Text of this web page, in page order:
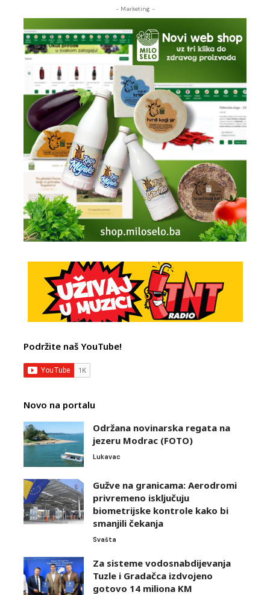
- Marketing -
Podržite naš YouTube!
Novo na portalu
Održana novinarska regata na
jezeru Modrac (FOTO)
Lukavac
Gužve na granicama: Aerodromi
privremeno isključuju
biometrijske kontrole kako bi
smanjili čekanja
Svašta
Za sisteme vodosnabdijevanja
Tuzle i Gradačca izdvojeno
gotovo 14 miliona KM